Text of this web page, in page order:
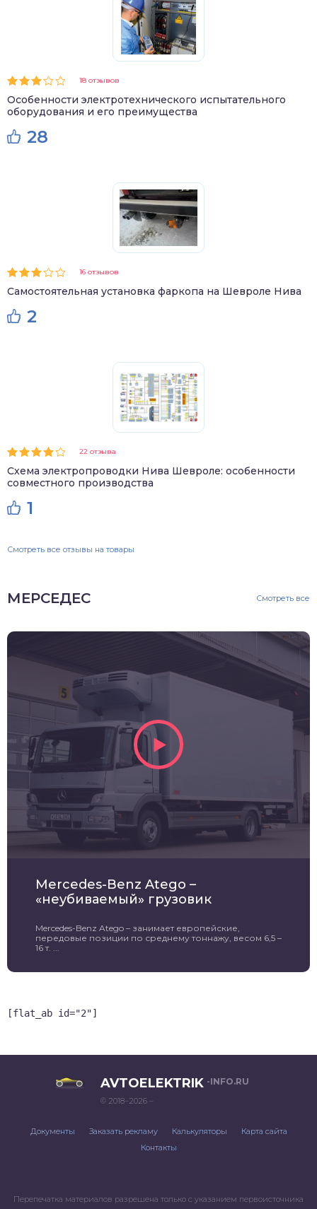
18 отзывов
Особенности электротехнического испытательного
оборудования и его преимущества
28
16 отзывов
Самостоятельная установка фаркопа на Шевроле Нива
2
22 отзыва
Схема электропроводки Нива Шевроле: особенности
совместного производства
1
Смотреть все отзывы на товары
МЕРСЕДЕС Смотреть все
Mercedes-Benz Atego –
«неубиваемый» грузовик
Mercedes-Benz Atego – занимает европейские,
передовые позиции по среднему тоннажу, весом 6,5 –
16 т. ...
[flat_ab id="2"]
AVTOELEKTRIK -INFO.RU
© 2018–2026 –
Документы Заказать рекламу Калькуляторы
Карта сайта
Контакты
Перепечатка материалов разрешена только с указанием первоисточника